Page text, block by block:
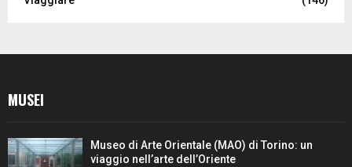
MUSEI
Museo di Arte Orientale (MAO) di Torino: un
viaggio nell’arte dell’Oriente